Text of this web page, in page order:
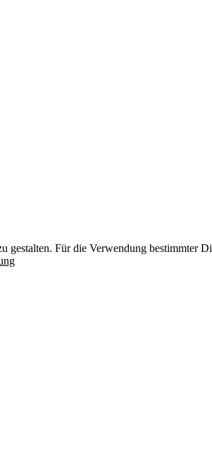
gestalten. Für die Verwendung bestimmter